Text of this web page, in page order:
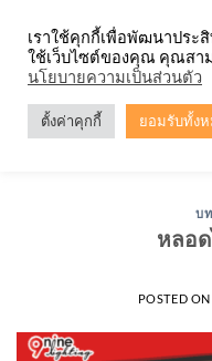
content
บ
หลอด
POSTED
เราใช้คุกกี้เพื่อพัฒนาประ
ใช้เว็บไซต์ของคุณ คุณสา
นโยบายความเป็นส่วนตัว
ตั้งค่าคุกกี้ ยอมรับทั้ง